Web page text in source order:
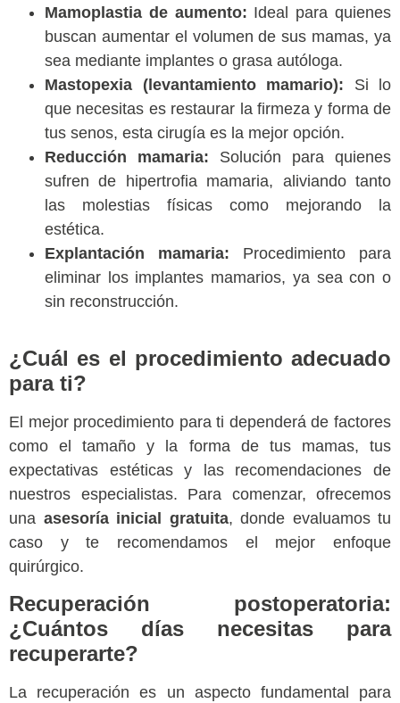
Mamoplastia de aumento: Ideal para quienes
buscan aumentar el volumen de sus mamas, ya
sea mediante implantes o grasa autóloga.
Mastopexia (levantamiento mamario): Si lo
que necesitas es restaurar la firmeza y forma de
tus senos, esta cirugía es la mejor opción.
Reducción mamaria: Solución para quienes
sufren de hipertrofia mamaria, aliviando tanto
las molestias físicas como mejorando la
estética.
Explantación mamaria: Procedimiento para
eliminar los implantes mamarios, ya sea con o
sin reconstrucción.
¿Cuál es el procedimiento adecuado
para ti?
El mejor procedimiento para ti dependerá de factores
como el tamaño y la forma de tus mamas, tus
expectativas estéticas y las recomendaciones de
nuestros especialistas. Para comenzar, ofrecemos
una asesoría inicial gratuita, donde evaluamos tu
caso y te recomendamos el mejor enfoque
quirúrgico.
Recuperación postoperatoria:
¿Cuántos días necesitas para
recuperarte?
La recuperación es un aspecto fundamental para